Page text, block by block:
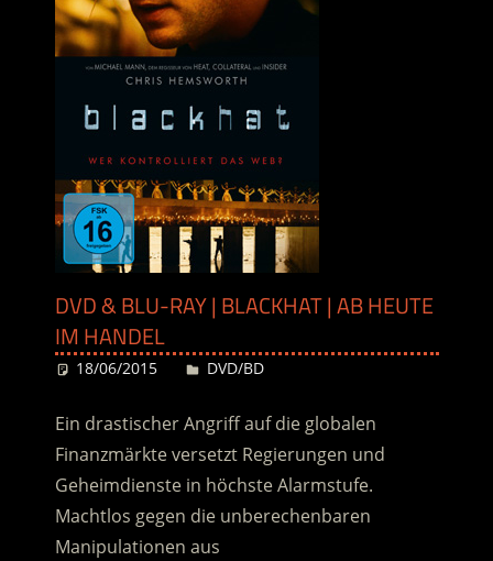
DVD & BLU-RAY | BLACKHAT | AB HEUTE
IM HANDEL
18/06/2015 Desiree
DVD/BD
Ein drastischer Angriff auf die globalen
Finanzmärkte versetzt Regierungen und
Geheimdienste in höchste Alarmstufe.
Machtlos gegen die unberechenbaren
Manipulationen aus